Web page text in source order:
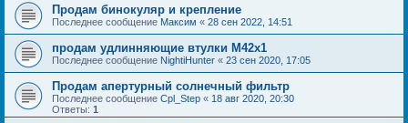
Продам бинокуляр и крепление
Последнее сообщение Максим « 28 сен 2022, 14:51
продам удлинняющие втулки M42x1
Последнее сообщение NightiHunter « 23 сен 2020, 17:05
Продам апертурный солнечный фильтр
Последнее сообщение Cpl_Step « 18 авг 2020, 20:30
Ответы: 1